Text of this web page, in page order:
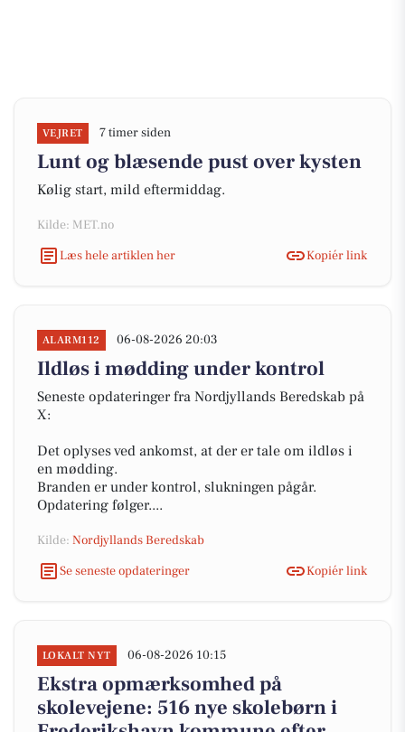
VEJRET 7 timer siden
Lunt og blæsende pust over kysten
Kølig start, mild eftermiddag.
Kilde: MET.no
Læs hele artiklen her
Kopiér link
ALARM112 06-08-2026 20:03
Ildløs i mødding under kontrol
Seneste opdateringer fra Nordjyllands Beredskab på
X:
Det oplyses ved ankomst, at der er tale om ildløs i
en mødding.
Branden er under kontrol, slukningen pågår.
Opdatering følger....
Kilde: Nordjyllands Beredskab
Se seneste opdateringer
Kopiér link
LOKALT NYT 06-08-2026 10:15
Ekstra opmærksomhed på
skolevejene: 516 nye skolebørn i